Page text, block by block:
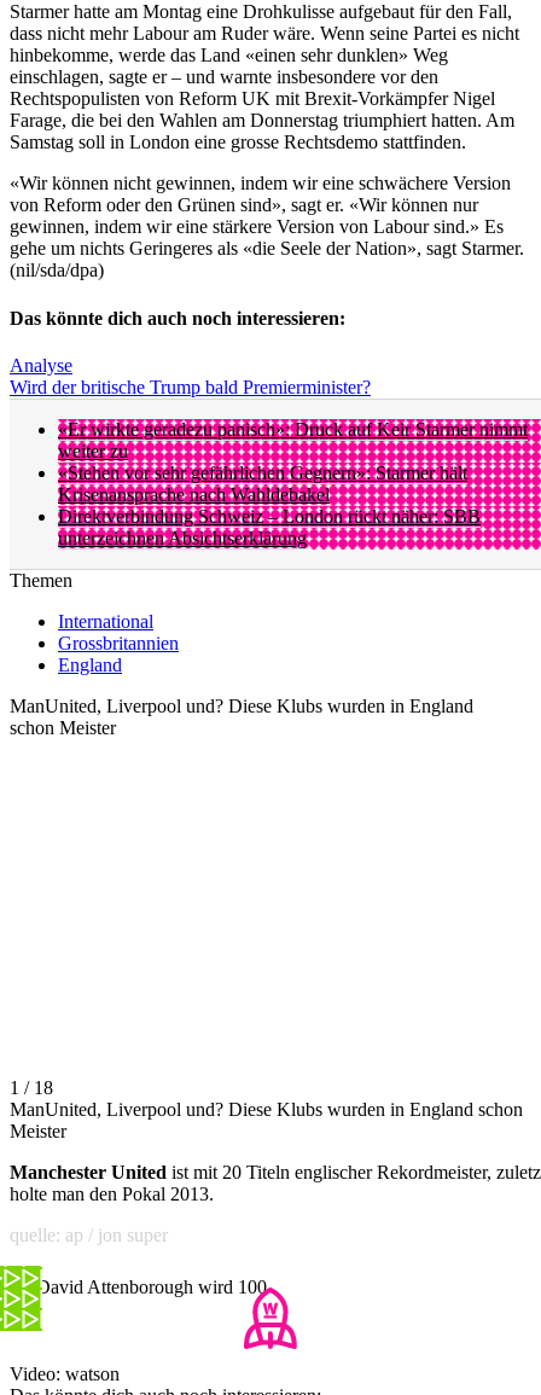
Starmer hatte am Montag eine Drohkulisse aufgebaut für den Fall,
dass nicht mehr Labour am Ruder wäre. Wenn seine Partei es nicht
hinbekomme, werde das Land «einen sehr dunklen» Weg
einschlagen, sagte er – und warnte insbesondere vor den
Rechtspopulisten von Reform UK mit Brexit-Vorkämpfer Nigel
Farage, die bei den Wahlen am Donnerstag triumphiert hatten. Am
Samstag soll in London eine grosse Rechtsdemo stattfinden.
«Wir können nicht gewinnen, indem wir eine schwächere Version
von Reform oder den Grünen sind», sagt er. «Wir können nur
gewinnen, indem wir eine stärkere Version von Labour sind.» Es
gehe um nichts Geringeres als «die Seele der Nation», sagt Starmer.
(nil/sda/dpa)
Das könnte dich auch noch interessieren:
Analyse
Wird der britische Trump bald Premierminister?
«Er wirkte geradezu panisch»: Druck auf Keir Starmer nimmt
weiter zu
«Stehen vor sehr gefährlichen Gegnern»: Starmer hält
Krisenansprache nach Wahldebakel
Direktverbindung Schweiz – London rückt näher: SBB
unterzeichnen Absichtserklärung
Themen
International
Grossbritannien
England
ManUnited, Liverpool und? Diese Klubs wurden in England
schon Meister
1 / 18
ManUnited, Liverpool und? Diese Klubs wurden in England schon
Meister
Manchester United ist mit 20 Titeln englischer Rekordmeister,
holte man den Pokal 2013.
quelle: ap / jon super
Sir David Attenborough wird 100
Video: watson